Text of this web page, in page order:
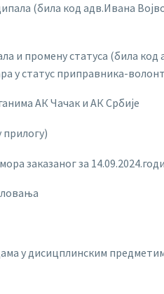
(била код адв.Ивана
и промену статуса (била
у статус приправника-
АК Чачак и АК Србије
заказаног за
у дисицплинским